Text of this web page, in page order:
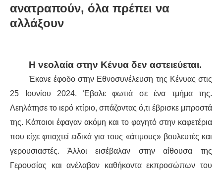
ΚΌΣΜΟΣ
ΔΥΤΙΚΉ ΕΥΡΏΠΗ
ΜΈΣΗ ΑΝΑΤΟΛΉ / ΒΌΡΕΙΑ ΑΦΡΙΚΉ
ΒΌΡΕΙΑ ΑΜΕΡΙΚΉ
ΛΑΤΙΝΙΚΉ ΑΜΕΡΙΚΉ
ΑΣΊΑ / ΩΚΕΑΝΊΑ
ανατραπούν, όλα πρέπει να
αλλάξουν
Η νεολαία στην Κένυα δεν αστειεύεται.
Έκανε έφοδο στην Εθνοσυνέλευση της Κένυας στις
25 Ιουνίου 2024. Έβαλε φωτιά σε ένα τμήμα της.
Λεηλάτησε το ιερό κτίριο, σπάζοντας ό,τι έβρισκε μπροστά
της. Κάποιοι έφαγαν ακόμη και το φαγητό στην καφετέρια
που είχε φτιαχτεί ειδικά για τους «άτιμους» βουλευτές και
γερουσιαστές. Άλλοι εισέβαλαν στην αίθουσα της
Γερουσίας και ανέλαβαν καθήκοντα εκπροσώπων του